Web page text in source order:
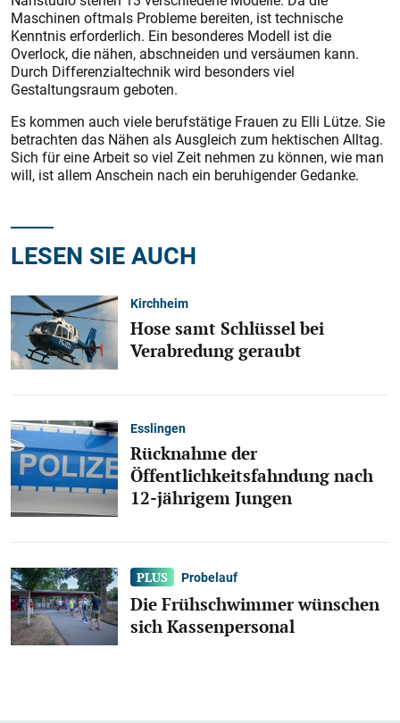
Maschinen oftmals Probleme bereiten, ist technische
Kenntnis erforderlich. Ein besonderes Modell ist die
Overlock, die nähen, abschneiden und versäumen kann.
Durch Differenzialtechnik wird besonders viel
Gestaltungsraum geboten.
Es kommen auch viele berufstätige Frauen zu Elli Lütze. Sie
betrachten das Nähen als Ausgleich zum hektischen Alltag.
Sich für eine Arbeit so viel Zeit nehmen zu können, wie man
will, ist allem Anschein nach ein beruhigender Gedanke.
LESEN SIE AUCH
Kirchheim
Hose samt Schlüssel bei
Verabredung geraubt
Esslingen
Rücknahme der
Öffentlichkeitsfahndung nach
12-jährigem Jungen
Probelauf
Die Frühschwimmer wünschen
sich Kassenpersonal